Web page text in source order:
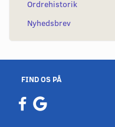
Ordrehistorik
Nyhedsbrev
FIND OS PÅ